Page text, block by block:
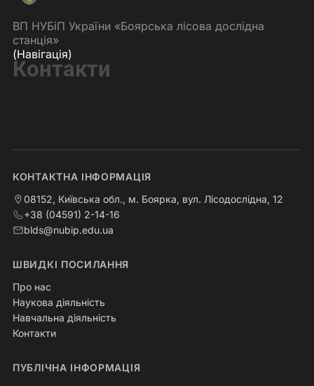
ВП НУБіП України «Боярська лісова дослідна
станція»
(Навігація)
Контакти
КОНТАКТНА ІНФОРМАЦІЯ
08152, Київська обл., м. Боярка, вул. Лісодослідна, 12
+38 (04591) 2-14-16
blds@nubip.edu.ua
ШВИДКІ ПОСИЛАННЯ
Про нас
Наукова діяльність
Навчальна діяльність
Контакти
ПУБЛІЧНА ІНФОРМАЦІЯ